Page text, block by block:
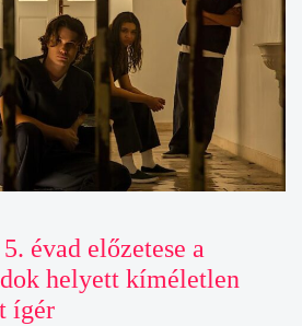
évad előzetese a
helyett kíméletlen
ígér